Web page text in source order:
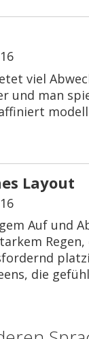
viel
und man
Layout
Auf und
die